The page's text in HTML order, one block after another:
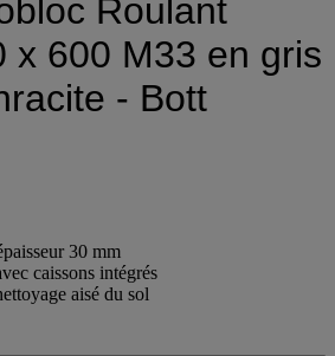
Roulant
x 600 M33 en gris
- Bott
30 mm
caissons intégrés
aisé du sol